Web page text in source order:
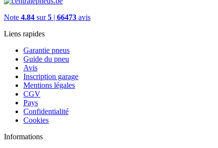
Note 4.84 sur5 | 66473 avis
Liens rapides
Garantie pneus
Guide du pneu
Avis
Inscription garage
Mentions légales
CGV
Pays
Confidentialité
Cookies
Informations